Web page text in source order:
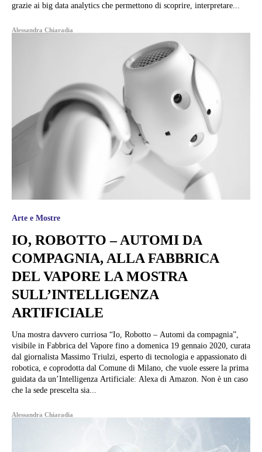
grazie ai big data analytics che permettono di scoprire, interpretare...
Alessandra Chiaradia
Arte e Mostre
IO, ROBOTTO – AUTOMI DA
COMPAGNIA, ALLA FABBRICA
DEL VAPORE LA MOSTRA
SULL’INTELLIGENZA
ARTIFICIALE
Una mostra davvero curriosa “Io, Robotto – Automi da compagnia”,
visibile in Fabbrica del Vapore fino a domenica 19 gennaio 2020, curata
dal giornalista Massimo Triulzi, esperto di tecnologia e appassionato di
robotica, e coprodotta dal Comune di Milano, che vuole essere la prima
guidata da un’Intelligenza Artificiale: Alexa di Amazon. Non è un caso
che la sede prescelta sia...
Alessandra Chiaradia